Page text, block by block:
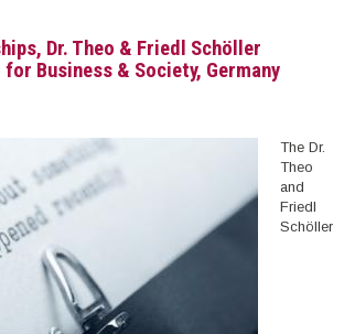
Dr. Theo & Friedl Schöller
for Business & Society, Germany
The Dr.
Theo
and
Friedl
Schöller